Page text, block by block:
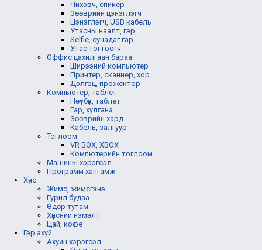
Чихэвч, спикер
Зөөврийн цэнэглэгч
Цэнэглэгч, USB кабель
Утасны наалт, гэр
Selfie, сунадаг гар
Утас тогтоогч
Оффис цахилгаан бараа
Ширээний компьютер
Принтер, сканнер, хор
Дэлгэц, прожектор
Компьютер, таблет
Нөүтбүүк, таблет
Гар, хулгана
Зөөврийн хард
Кабель, залгуур
Тоглоом
VR BOX, XBOX
Компютерийн тоглоом
Машины хэрэгсэл
Программ хангамж
Хүнс
Жимс, жимсгэнэ
Гурил будаа
Өдөр тутам
Хүнсний нэмэлт
Цай, кофе
Гэр ахуй
Ахуйн хэрэгсэл